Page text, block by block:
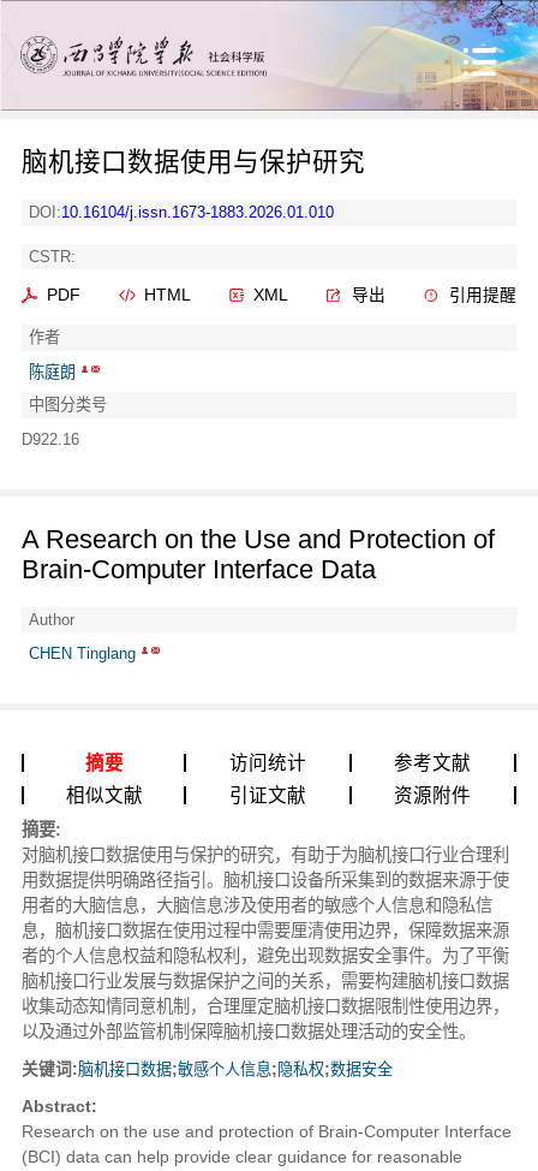
脑机接口数据使用与保护研究
DOI:10.16104/j.issn.1673-1883.2026.01.010
CSTR:
PDF HTML XML 导出 引用提醒
作者
陈庭朗
中图分类号
D922.16
A Research on the Use and Protection of
Brain-Computer Interface Data
Author
CHEN Tinglang
摘要 访问统计
参考文献
相似文献
引证文献 资源附件
摘要:
对脑机接口数据使用与保护的研究，有助于为脑机接口行业合理利
用数据提供明确路径指引。脑机接口设备所采集到的数据来源于使
用者的大脑信息，大脑信息涉及使用者的敏感个人信息和隐私信
息，脑机接口数据在使用过程中需要厘清使用边界，保障数据来源
者的个人信息权益和隐私权利，避免出现数据安全事件。为了平衡
脑机接口行业发展与数据保护之间的关系，需要构建脑机接口数据
收集动态知情同意机制，合理厘定脑机接口数据限制性使用边界，
以及通过外部监管机制保障脑机接口数据处理活动的安全性。
关键词:脑机接口数据;敏感个人信息; 隐私权;数据安全
Abstract:
Research on the use and protection of Brain-Computer Interface
(BCI) data can help provide clear guidance for reasonable